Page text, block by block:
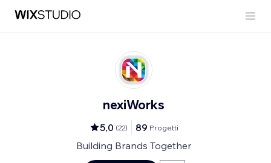
nexiWorks
5,0 (22) 89 Progetti
Building Brands Together